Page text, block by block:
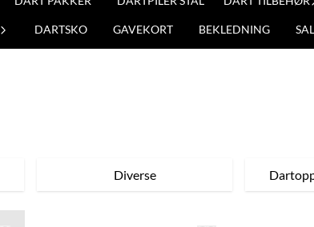
DARTSKO GAVEKORT BEKLEDNING
Diverse